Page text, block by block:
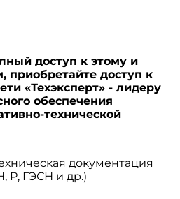
Октябрь 2005 г.
доступ к этому и
приобретайте доступ к
«Техэксперт» - лидеру
обеспечения
технической
документация
Р, ГЭСН и др.)